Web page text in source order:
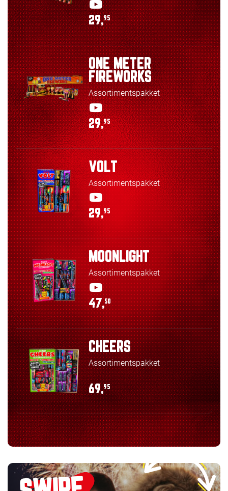
29,95
ONE METER
FIREWORKS
Assortimentspakket
29,95
VOLT
Assortimentspakket
29,95
MOONLIGHT
Assortimentspakket
47,50
CHEERS
Assortimentspakket
69,95